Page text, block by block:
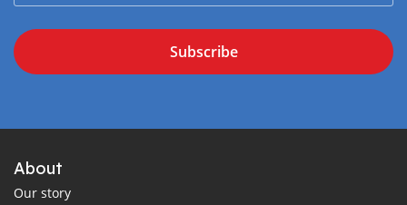
Subscribe
About
Our story